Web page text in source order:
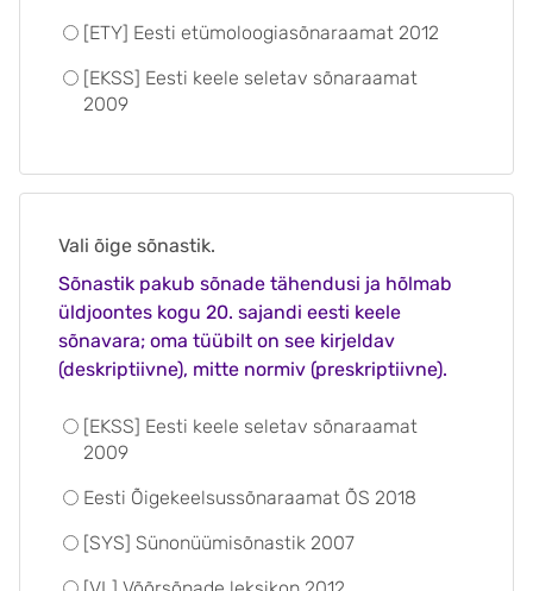
[ETY] Eesti etümoloogiasõnaraamat 2012
[EKSS] Eesti keele seletav sõnaraamat
2009
Vali õige sõnastik.
Sõnastik pakub sõnade tähendusi ja hõlmab
üldjoontes kogu 20. sajandi eesti keele
sõnavara; oma tüübilt on see kirjeldav
(deskriptiivne), mitte normiv (preskriptiivne).
[EKSS] Eesti keele seletav sõnaraamat
2009
Eesti Õigekeelsussõnaraamat ÕS 2018
[SYS] Sünonüümisõnastik 2007